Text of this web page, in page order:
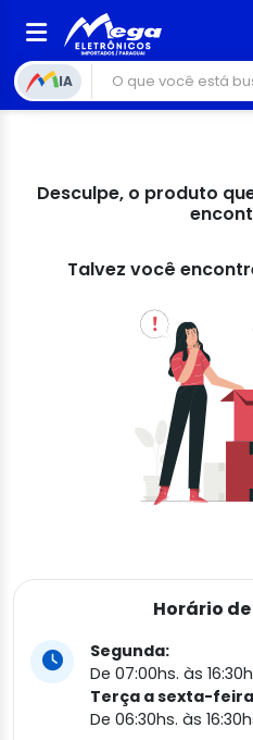
IA
Desculpe, o produto
Talvez você
Horário
Segunda:
De 07:00hs. às
Terça a sexta-
De 06:30hs. às